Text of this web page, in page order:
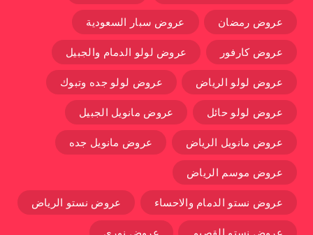
عروض رمضان عروض سبار السعودية
عروض كارفور عروض لولو الدمام والجبيل
عروض لولو الرياض عروض لولو جده وتبوك
عروض لولو حائل عروض مانويل الجبيل
عروض مانويل الرياض عروض مانويل جده
عروض موسم الرياض
عروض نستو الدمام والاحساء عروض نستو الرياض